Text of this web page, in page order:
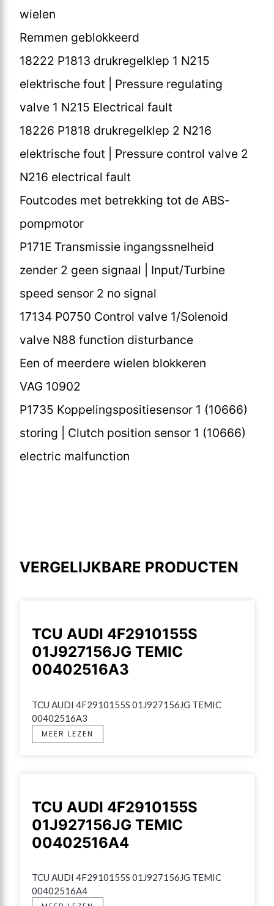
wielen
Remmen geblokkeerd
18222 P1813 drukregelklep 1 N215
elektrische fout | Pressure regulating
valve 1 N215 Electrical fault
18226 P1818 drukregelklep 2 N216
elektrische fout | Pressure control valve 2
N216 electrical fault
Foutcodes met betrekking tot de ABS-
pompmotor
P171E Transmissie ingangssnelheid
zender 2 geen signaal | Input/Turbine
speed sensor 2 no signal
17134 P0750 Control valve 1/Solenoid
valve N88 function disturbance
Een of meerdere wielen blokkeren
VAG 10902
P1735 Koppelingspositiesensor 1 (10666)
storing | Clutch position sensor 1 (10666)
electric malfunction
VERGELIJKBARE PRODUCTEN
TCU AUDI 4F2910155S
01J927156JG TEMIC
00402516A3
TCU AUDI 4F2910155S 01J927156JG TEMIC
00402516A3
MEER LEZEN
TCU AUDI 4F2910155S
01J927156JG TEMIC
00402516A4
TCU AUDI 4F2910155S 01J927156JG TEMIC
00402516A4